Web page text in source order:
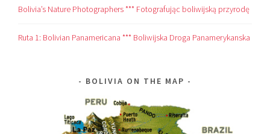
Bolivia’s Nature Photographers *** Fotografując boliwijską przyrodę
Ruta 1: Bolivian Panamericana *** Boliwijska Droga Panamerykanska
BOLIVIA ON THE MAP